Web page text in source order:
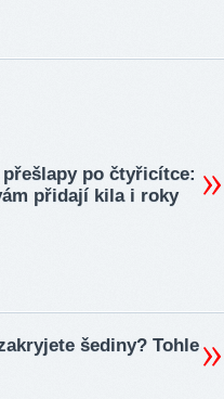
po čtyřicítce:
přidají kila i roky
šediny? Tohle